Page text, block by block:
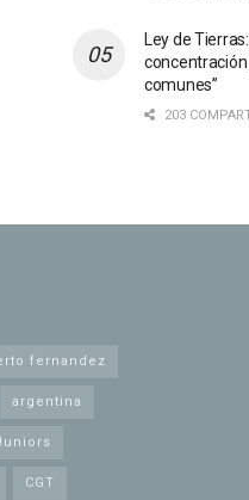
Ley de
concentración
comunes”
203
fernandez
argentina
CGT